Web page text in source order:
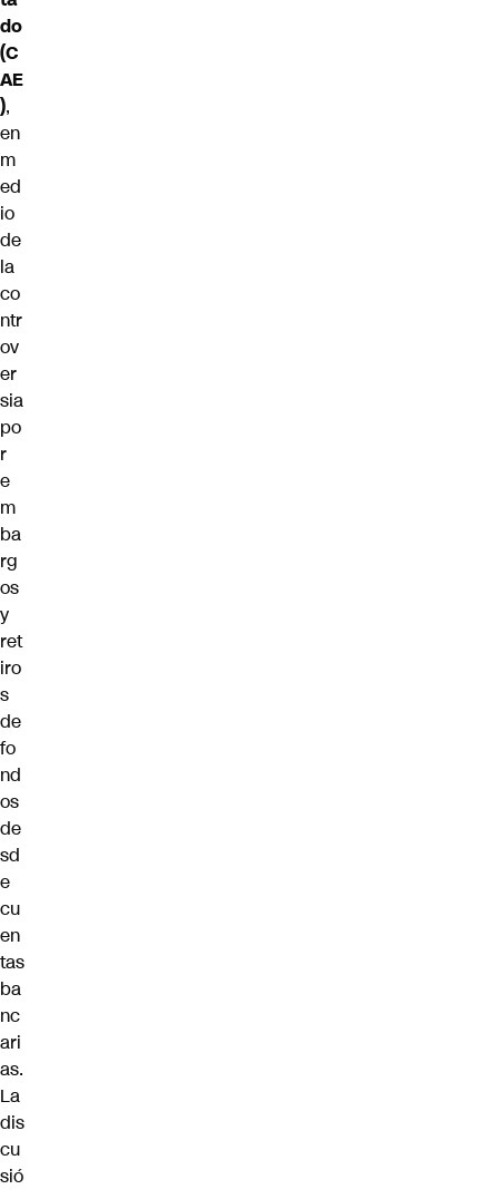
do
(C
AE
),
en
m
ed
io
de
la
co
ntr
ov
er
sia
po
r
e
m
ba
rg
os
y
ret
iro
s
de
fo
nd
os
de
sd
e
cu
en
tas
ba
nc
ari
as.
La
dis
cu
sió